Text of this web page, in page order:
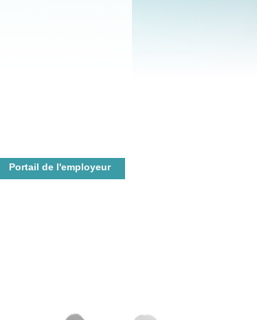
Portail de l'employeur